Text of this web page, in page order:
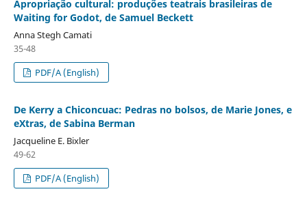
Apropriação cultural: produções teatrais brasileiras de
Waiting for Godot, de Samuel Beckett
Anna Stegh Camati
35-48
PDF/A (English)
De Kerry a Chiconcuac: Pedras no bolsos, de Marie Jones, e
eXtras, de Sabina Berman
Jacqueline E. Bixler
49-62
PDF/A (English)